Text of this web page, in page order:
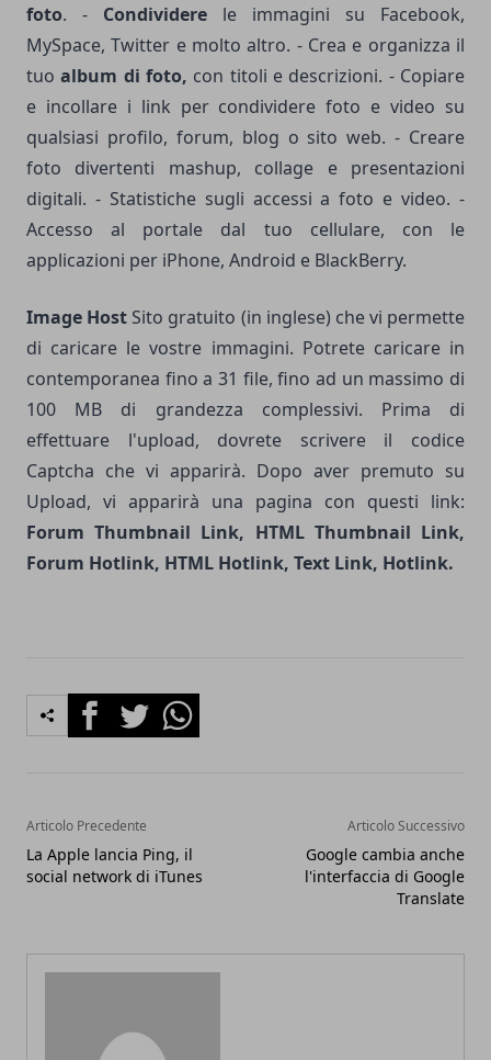
foto. - Condividere le immagini su Facebook,
MySpace, Twitter e molto altro. - Crea e organizza il
tuo album di foto, con titoli e descrizioni. - Copiare
e incollare i link per condividere foto e video su
qualsiasi profilo, forum, blog o sito web. - Creare
foto divertenti mashup, collage e presentazioni
digitali. - Statistiche sugli accessi a foto e video. -
Accesso al portale dal tuo cellulare, con le
applicazioni per iPhone, Android e BlackBerry.
Image Host Sito gratuito (in inglese) che vi permette
di caricare le vostre immagini. Potrete caricare in
contemporanea fino a 31 file, fino ad un massimo di
100 MB di grandezza complessivi. Prima di
effettuare l'upload, dovrete scrivere il codice
Captcha che vi apparirà. Dopo aver premuto su
Upload, vi apparirà una pagina con questi link:
Forum Thumbnail Link, HTML Thumbnail Link,
Forum Hotlink, HTML Hotlink, Text Link, Hotlink.
FacebookTwitterWhatsapp
Articolo Precedente
La Apple lancia Ping, il
social network di iTunes
Articolo Successivo
Google cambia anche
l'interfaccia di Google
Translate